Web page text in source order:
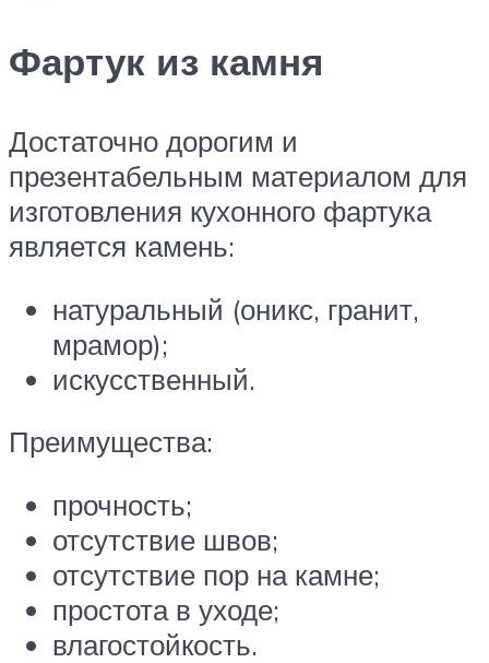
Фартук из камня
Достаточно дорогим и
презентабельным материалом для
изготовления кухонного фартука
является камень:
натуральный (оникс, гранит,
мрамор);
искусственный.
Преимущества:
прочность;
отсутствие швов;
отсутствие пор на камне;
простота в уходе;
влагостойкость.